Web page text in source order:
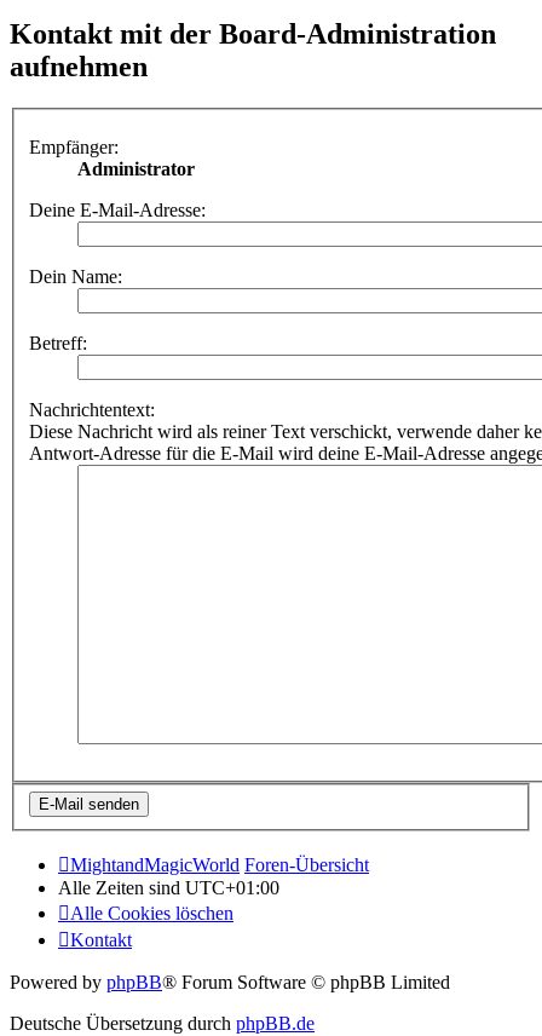
Kontakt mit der Board-Administration
aufnehmen
Empfänger:
Administrator
Deine E-Mail-Adresse:
Dein Name:
Betreff:
Nachrichtentext:
Diese Nachricht wird als reiner Text verschickt, verwende daher
Antwort-Adresse für die E-Mail wird deine E-Mail-Adresse
MightandMagicWorld Foren-Übersicht
Alle Zeiten sind UTC+01:00
Alle Cookies löschen
Kontakt
Powered by phpBB® Forum Software © phpBB Limited
Deutsche Übersetzung durch phpBB.de